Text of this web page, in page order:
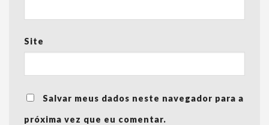
Site
Salvar meus dados neste navegador para a
próxima vez que eu comentar.